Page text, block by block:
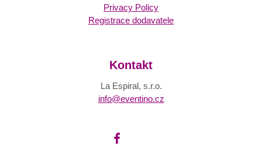
Privacy Policy
Registrace dodavatele
Kontakt
La Espiral, s.r.o.
info@eventino.cz